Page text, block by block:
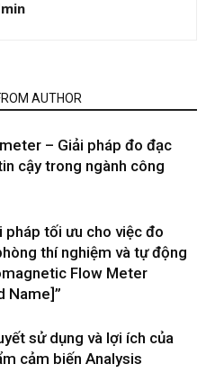
AUTHOR
– Giải pháp đo đạc
cậy trong ngành công
pháp tối ưu cho việc đo
thí nghiệm và tự động
Flow Meter
Name]”
sử dụng và lợi ích của
cảm biến Analysis